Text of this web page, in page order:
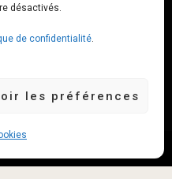
désactivés.
de confidentialité.
les préférences